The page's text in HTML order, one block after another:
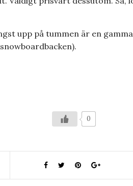
upp på tummen är en
0